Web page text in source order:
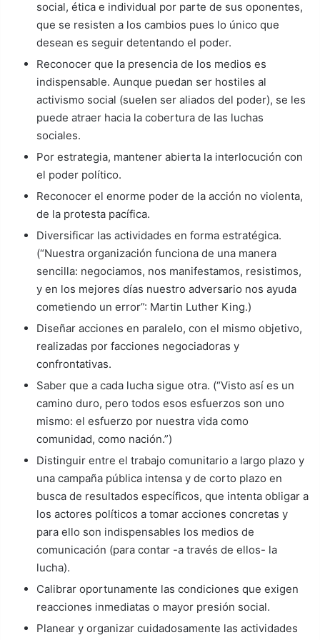
social, ética e individual por parte de sus oponentes,
que se resisten a los cambios pues lo único que
desean es seguir detentando el poder.
Reconocer que la presencia de los medios es
indispensable. Aunque puedan ser hostiles al
activismo social (suelen ser aliados del poder), se les
puede atraer hacia la cobertura de las luchas
sociales.
Por estrategia, mantener abierta la interlocución con
el poder político.
Reconocer el enorme poder de la acción no violenta,
de la protesta pacífica.
Diversificar las actividades en forma estratégica.
(“Nuestra organización funciona de una manera
sencilla: negociamos, nos manifestamos, resistimos,
y en los mejores días nuestro adversario nos ayuda
cometiendo un error”: Martin Luther King.)
Diseñar acciones en paralelo, con el mismo objetivo,
realizadas por facciones negociadoras y
confrontativas.
Saber que a cada lucha sigue otra. (“Visto así es un
camino duro, pero todos esos esfuerzos son uno
mismo: el esfuerzo por nuestra vida como
comunidad, como nación.”)
Distinguir entre el trabajo comunitario a largo plazo y
una campaña pública intensa y de corto plazo en
busca de resultados específicos, que intenta obligar a
los actores políticos a tomar acciones concretas y
para ello son indispensables los medios de
comunicación (para contar -a través de ellos- la
lucha).
Calibrar oportunamente las condiciones que exigen
reacciones inmediatas o mayor presión social.
Planear y organizar cuidadosamente las actividades